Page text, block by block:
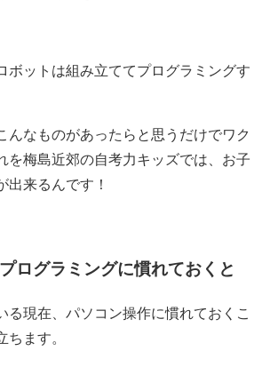
ボットは組み立ててプログラミングす
んなものがあったらと思うだけでワク
を梅島近郊の自考力キッズでは、お子
出来るんです！
ログラミングに慣れておくと
る現在、パソコン操作に慣れておくこ
ちます。